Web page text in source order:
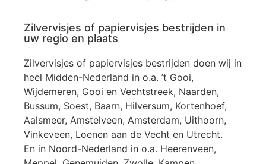
Zilvervisjes of papiervisjes bestrijden in
uw regio en plaats
Zilvervisjes of papiervisjes bestrijden doen wij in
heel Midden-Nederland in o.a. ’t Gooi,
Wijdemeren, Gooi en Vechtstreek, Naarden,
Bussum, Soest, Baarn, Hilversum, Kortenhoef,
Aalsmeer, Amstelveen, Amsterdam, Uithoorn,
Vinkeveen, Loenen aan de Vecht en Utrecht.
En in Noord-Nederland in o.a. Heerenveen,